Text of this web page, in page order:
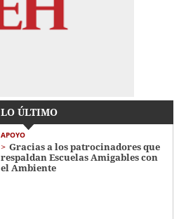
LO ÚLTIMO
APOYO
Gracias a los patrocinadores que
respaldan Escuelas Amigables con
el Ambiente